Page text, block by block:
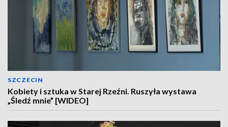
SZCZECIN
Kobiety i sztuka w Starej Rzeźni. Ruszyła wystawa
„Śledź mnie” [WIDEO]